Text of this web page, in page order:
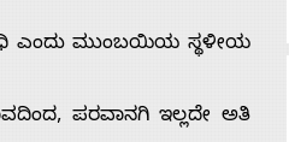
ಎಂದು ಮುಂಬಯಿಯ ಸ್ಥಳೀಯ
ಪರವಾನಗಿ ಇಲ್ಲದೇ ಅತಿ